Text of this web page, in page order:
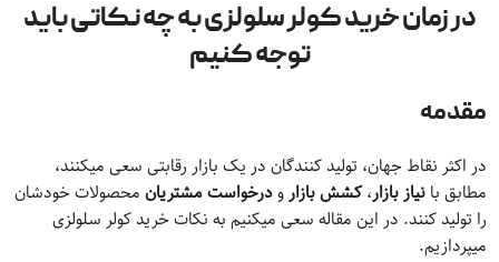
در زمان خرید کولر سلولزی به چه نکاتی باید
توجه کنیم
مقدمه
در اکثر نقاط جهان، تولید کنندگان در یک بازار رقابتی سعی میکنند،
مطابق بانیاز بازار،کشش بازارودرخواست مشتریانمحصولات خودشان
را تولید کنند. در این مقاله سعی میکنیم به نکات خرید کولر سلولزی
میپردازیم.